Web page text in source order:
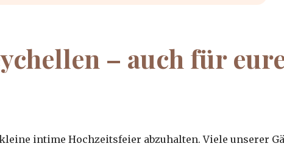
– auch für
intime Hochzeitsfeier abzuhalten. Viele unserer